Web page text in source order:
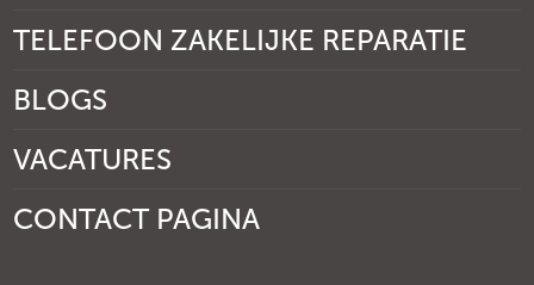
TELEFOON ZAKELIJKE REPARATIE
BLOGS
VACATURES
CONTACT PAGINA